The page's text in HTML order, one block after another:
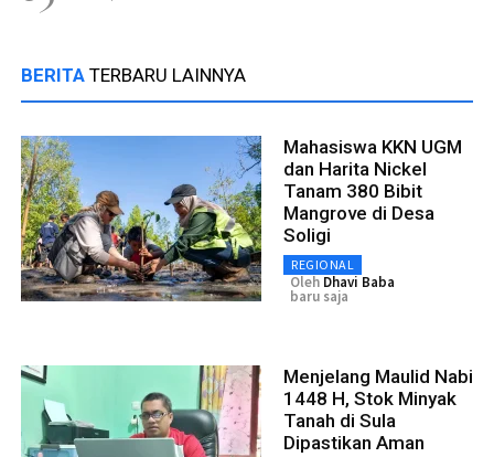
BERITA TERBARU LAINNYA
Mahasiswa KKN UGM
dan Harita Nickel
Tanam 380 Bibit
Mangrove di Desa
Soligi
REGIONAL
Oleh Dhavi Baba
baru saja
Menjelang Maulid Nabi
1448 H, Stok Minyak
Tanah di Sula
Dipastikan Aman